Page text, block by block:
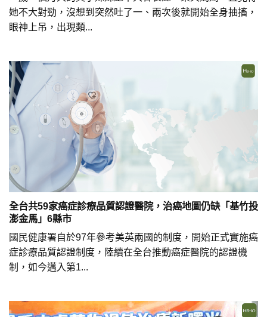
她不大對勁，沒想到突然吐了一、兩次後就開始全身抽搐，
眼神上吊，出現類...
全台共59家癌症診療品質認證醫院，治癌地圖仍缺「基竹投
澎金馬」6縣市
國民健康署自於97年參考美英兩國的制度，開始正式實施癌
症診療品質認證制度，陸續在全台推動癌症醫院的認證機
制，如今邁入第1...